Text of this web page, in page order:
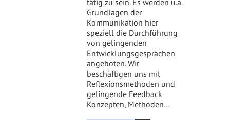
Grundlagen der
Kommunikation hier
speziell die Durchführung
von gelingenden
Entwicklungsgesprächen
angeboten. Wir
beschäftigen uns mit
Reflexionsmethoden und
gelingende Feedback
Konzepten, Methoden…